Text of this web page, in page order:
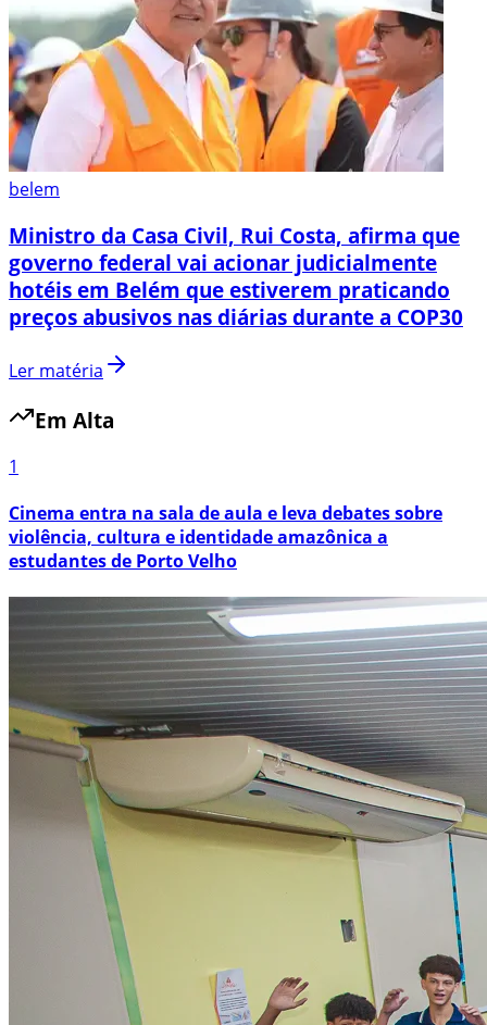
belem
Ministro da Casa Civil, Rui Costa, afirma que
governo federal vai acionar judicialmente
hotéis em Belém que estiverem praticando
preços abusivos nas diárias durante a COP30
Ler matéria
Em Alta
1
Cinema entra na sala de aula e leva debates sobre
violência, cultura e identidade amazônica a
estudantes de Porto Velho